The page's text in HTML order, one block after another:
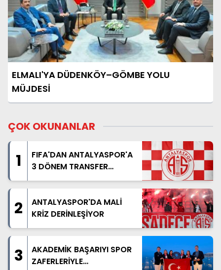
ELMALI'YA DÜDENKÖY–GÖMBE YOLU
MÜJDESİ
ÇOK OKUNANLAR
1
FIFA'DAN ANTALYASPOR'A
3 DÖNEM TRANSFER
YASAĞI
2
ANTALYASPOR'DA MALİ
KRİZ DERİNLEŞİYOR
3
AKADEMİK BAŞARIYI SPOR
ZAFERLERİYLE